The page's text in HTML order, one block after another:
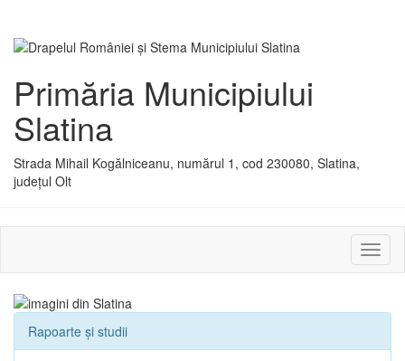
Primăria Municipiului
Slatina
Strada Mihail Kogălniceanu, numărul 1, cod 230080, Slatina,
județul Olt
sau
Rapoarte și studii